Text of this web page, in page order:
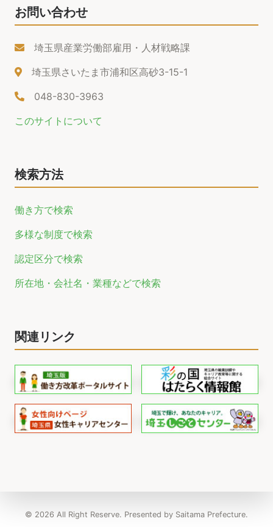
お問い合わせ
埼玉県産業労働部雇用・人材戦略課
埼玉県さいたま市浦和区高砂3-15-1
048-830-3963
このサイトについて
検索方法
働き方で検索
多様な制度で検索
認定区分で検索
所在地・会社名・業種などで検索
関連リンク
© 2026 All Right Reserve. Presented by Saitama Prefecture.